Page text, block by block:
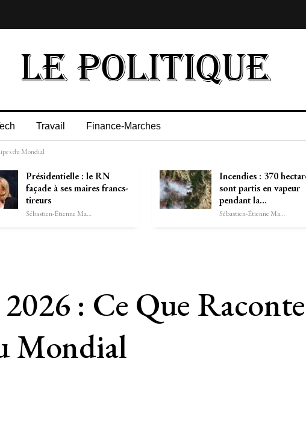
Travail Finance-Marches
du Mondial
Présidentielle : le RN
façade à ses maires francs-
tireurs
Sébastien-Étienne Marechal
Incendies : 370
sont partis en vapeur
pendant la…
Sébastien-Étienne Marechal
: Ce Que
Mondial